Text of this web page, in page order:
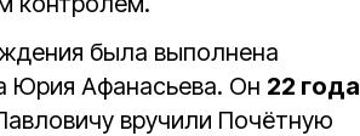
была выполнена
Юрия Афанасьева. Он 22 года
вручили Почётную